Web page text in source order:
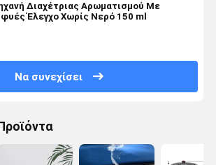
Διαχέτριας Αρωματισμού Με
Έλεγχο Χωρίς Νερό 150 ml
Να συνεχίσει